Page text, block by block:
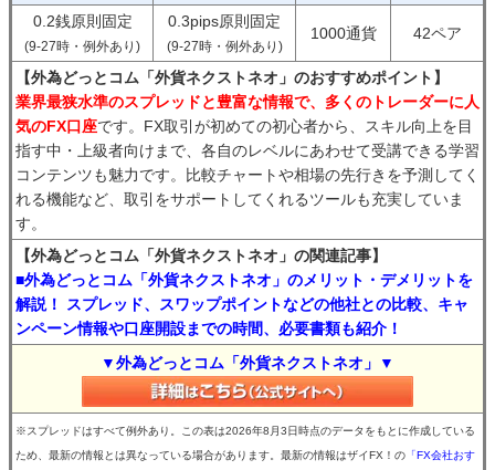
0.2銭原則固定
(9-27時・例外あり)
0.3pips原則固定
(9-27時・例外あり)
1000通貨 42ペア
【外為どっとコム「外貨ネクストネオ」のおすすめポイント】
業界最狭水準のスプレッドと豊富な情報で、多くのトレーダーに人
気のFX口座です。FX取引が初めての初心者から、スキル向上を目
指す中・上級者向けまで、各自のレベルにあわせて受講できる学習
コンテンツも魅力です。比較チャートや相場の先行きを予測してく
れる機能など、取引をサポートしてくれるツールも充実していま
す。
【外為どっとコム「外貨ネクストネオ」の関連記事】
■外為どっとコム「外貨ネクストネオ」のメリット・デメリットを
解説！ スプレッド、スワップポイントなどの他社との比較、キャ
ンペーン情報や口座開設までの時間、必要書類も紹介！
▼外為どっとコム「外貨ネクストネオ」▼
※スプレッドはすべて例外あり。この表は2026年8月3日時点のデータをもとに作成している
ため、最新の情報とは異なっている場合があります。最新の情報はザイFX！の 「FX会社おす